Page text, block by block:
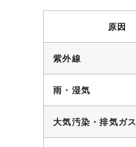
原因
紫外線
雨・湿気
大気汚染・排気ガス